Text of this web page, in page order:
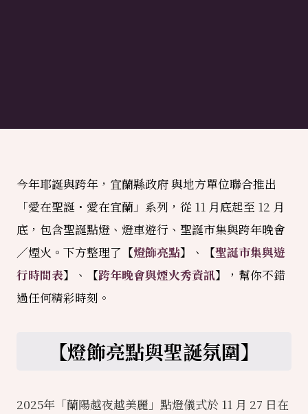
今年耶誕與跨年，宜蘭縣政府 與地方單位聯合推出
「愛在聖誕・愛在宜蘭」系列，從 11 月底起至 12 月
底，包含聖誕點燈、燈車遊行、聖誕市集與跨年晚會
／煙火。下方整理了【燈飾亮點】、【聖誕市集與遊
行時間表】、【跨年晚會與煙火秀資訊】，幫你不錯
過任何精彩時刻。
【燈飾亮點與聖誕氛圍】
2025年「蘭陽越夜越美麗」點燈儀式於 11 月 27 日在